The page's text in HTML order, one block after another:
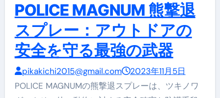
POLICE MAGNUM 熊撃退
スプレー：アウトドアの
安全を守る最強の武器
pikakichi2015@gmail.com
2023年11月5日
POLICE MAGNUMの熊撃退スプレーは、ツキノワ